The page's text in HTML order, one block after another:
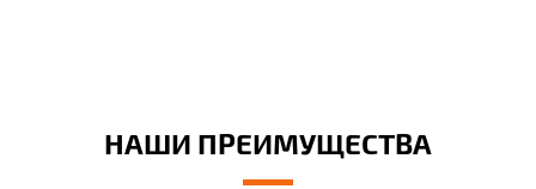
НАШИ ПРЕИМУЩЕСТВА